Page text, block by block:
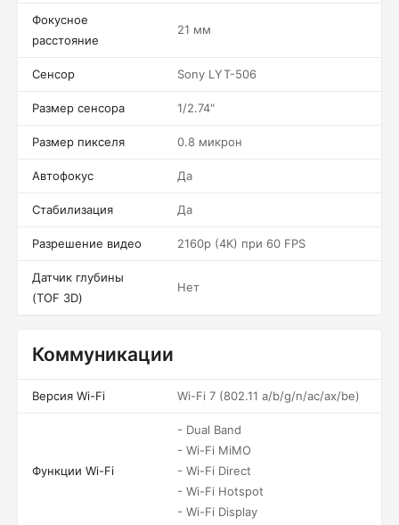
Фокусное
расстояние
21 мм
Сенсор Sony LYT-506
Размер сенсора 1/2.74"
Размер пикселя 0.8 микрон
Автофокус Да
Стабилизация Да
Разрешение видео 2160p (4K) при 60 FPS
Датчик глубины
(TOF 3D)
Нет
Коммуникации
Версия Wi-Fi Wi-Fi 7 (802.11 a/b/g/n/ac/ax/be)
Функции Wi-Fi
- Dual Band
- Wi-Fi MiMO
- Wi-Fi Direct
- Wi-Fi Hotspot
- Wi-Fi Display